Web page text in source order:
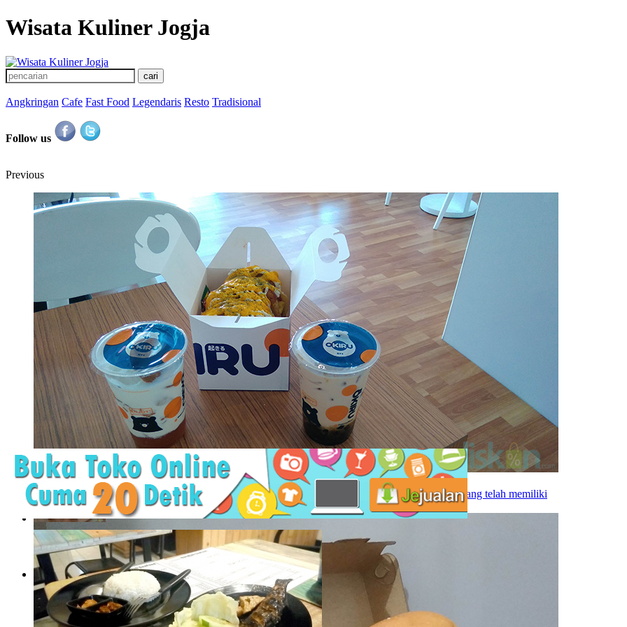
Wisata Kuliner Jogja
Angkringan Cafe Fast Food Legendaris Resto Tradisional
Follow us
Previous
Okiru, Jujugan Baru Pecinta Boba dan Toast
Bencana Corona yang dimulai awal Maret ini memang tidak pernah ada yang menduga. Semua orang telah memiliki
berbagai rencana. Sebagian ..
Okiru, Jujugan Baru Pecinta
Boba dan Toast
Bencana Corona yang dimulai awal ..
The Rock Burger, Burger
Baru yang Mengguncang